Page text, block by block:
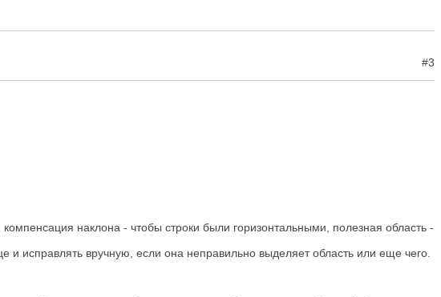
#3
наклона - чтобы строки были горизонтальными, полезная область -
исправлять вручную, если она неправильно выделяет область или еще чего.